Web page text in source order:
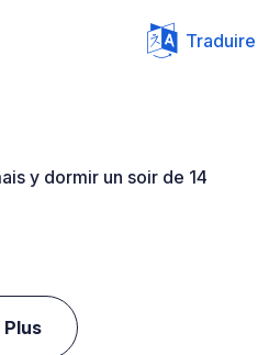
Traduire
y dormir un soir de 14
Plus